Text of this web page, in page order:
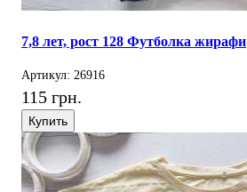
7,8 лет, рост 128 Футболка жирафи
Артикул: 26916
115 грн.
Купить